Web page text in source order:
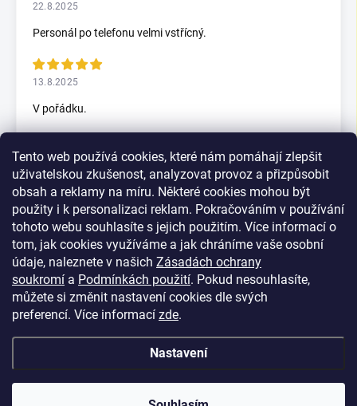
Tento web používá cookies, které nám pomáhají zlepšit
uživatelskou zkušenost, analyzovat provoz a přizpůsobit
obsah a reklamy na míru. Některé cookies mohou být
použity i k personalizaci reklam. Pokračováním v používání
tohoto webu souhlasíte s jejich použitím. Více informací o
tom, jak cookies využíváme a jak chráníme vaše osobní
údaje, naleznete v našich Zásadách ochrany
soukromí a Podmínkách použití. Pokud nesouhlasíte,
můžete si změnit nastavení cookies dle svých
preferencí. Více informací zde.
Nastavení
22.8.2025
Personál po telefonu velmi vstřícný.
13.8.2025
V pořádku.
5.7.2025
Skvělý rychlax
Zobrazit další hodnocení
Parkety Veselý . Všechna práva vyhrazena.